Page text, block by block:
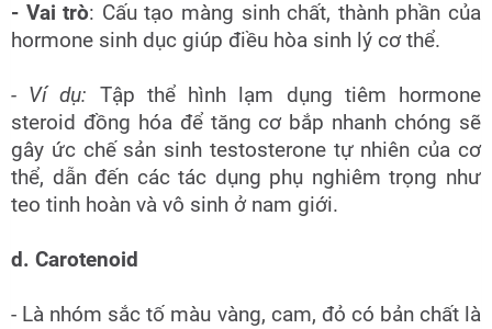
- Vai trò: Cấu tạo màng sinh chất, thành phần của
hormone sinh dục giúp điều hòa sinh lý cơ thể.
- Ví dụ: Tập thể hình lạm dụng tiêm hormone
steroid đồng hóa để tăng cơ bắp nhanh chóng sẽ
gây ức chế sản sinh testosterone tự nhiên của cơ
thể, dẫn đến các tác dụng phụ nghiêm trọng như
teo tinh hoàn và vô sinh ở nam giới.
d. Carotenoid
- Là nhóm sắc tố màu vàng, cam, đỏ có bản chất là